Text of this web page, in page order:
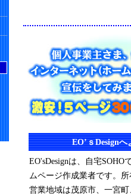
EO’ｓDesign
EO'sDesignは、自宅SOHO
ムページ作成業者です。
営業地域は茂原市、一宮